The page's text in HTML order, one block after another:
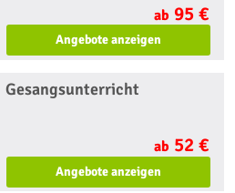
ab 95 €
Angebote anzeigen
Gesangsunterricht
ab 52 €
Angebote anzeigen